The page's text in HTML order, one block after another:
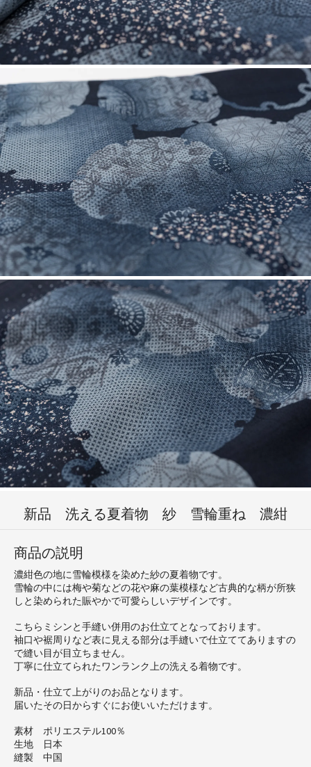
新品 洗える夏着物 紗 雪輪重ね 濃紺
商品の説明
濃紺色の地に雪輪模様を染めた紗の夏着物です。
雪輪の中には梅や菊などの花や麻の葉模様など古典的な柄が所狭
しと染められた賑やかで可愛らしいデザインです。
こちらミシンと手縫い併用のお仕立てとなっております。
袖口や裾周りなど表に見える部分は手縫いで仕立ててありますの
で縫い目が目立ちません。
丁寧に仕立てられたワンランク上の洗える着物です。
新品・仕立て上がりのお品となります。
届いたその日からすぐにお使いいただけます。
素材 ポリエステル100％
生地 日本
縫製 中国